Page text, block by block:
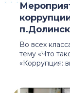
Во всех
тему «Что
«Коррупция: